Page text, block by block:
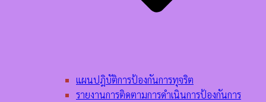
แผนปฎิบัติการป้องกันการทุจริต
รายงานการติดตามการดำเนินการป้องกันการ